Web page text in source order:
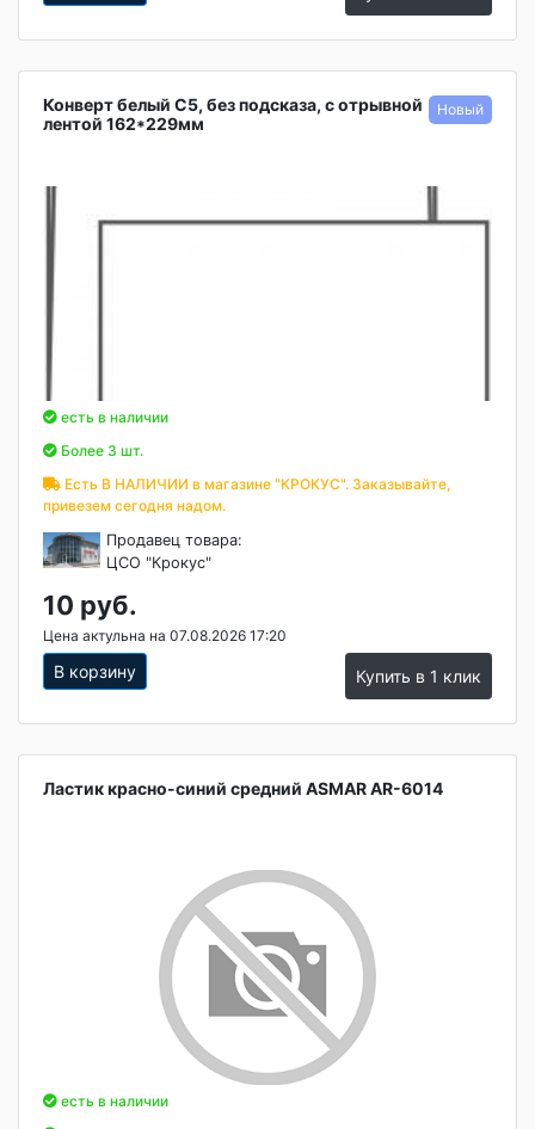
Конверт белый С5, без подсказа, с отрывной
лентой 162*229мм
есть в наличии
Более 3 шт.
Есть В НАЛИЧИИ в магазине "КРОКУС". Заказывайте,
привезем сегодня надом.
Продавец товара:
ЦСО "Крокус"
10 руб.
Цена актульна на 07.08.2026 17:20
В корзину Купить в 1 клик
Ластик красно-синий средний ASMAR AR-6014
есть в наличии